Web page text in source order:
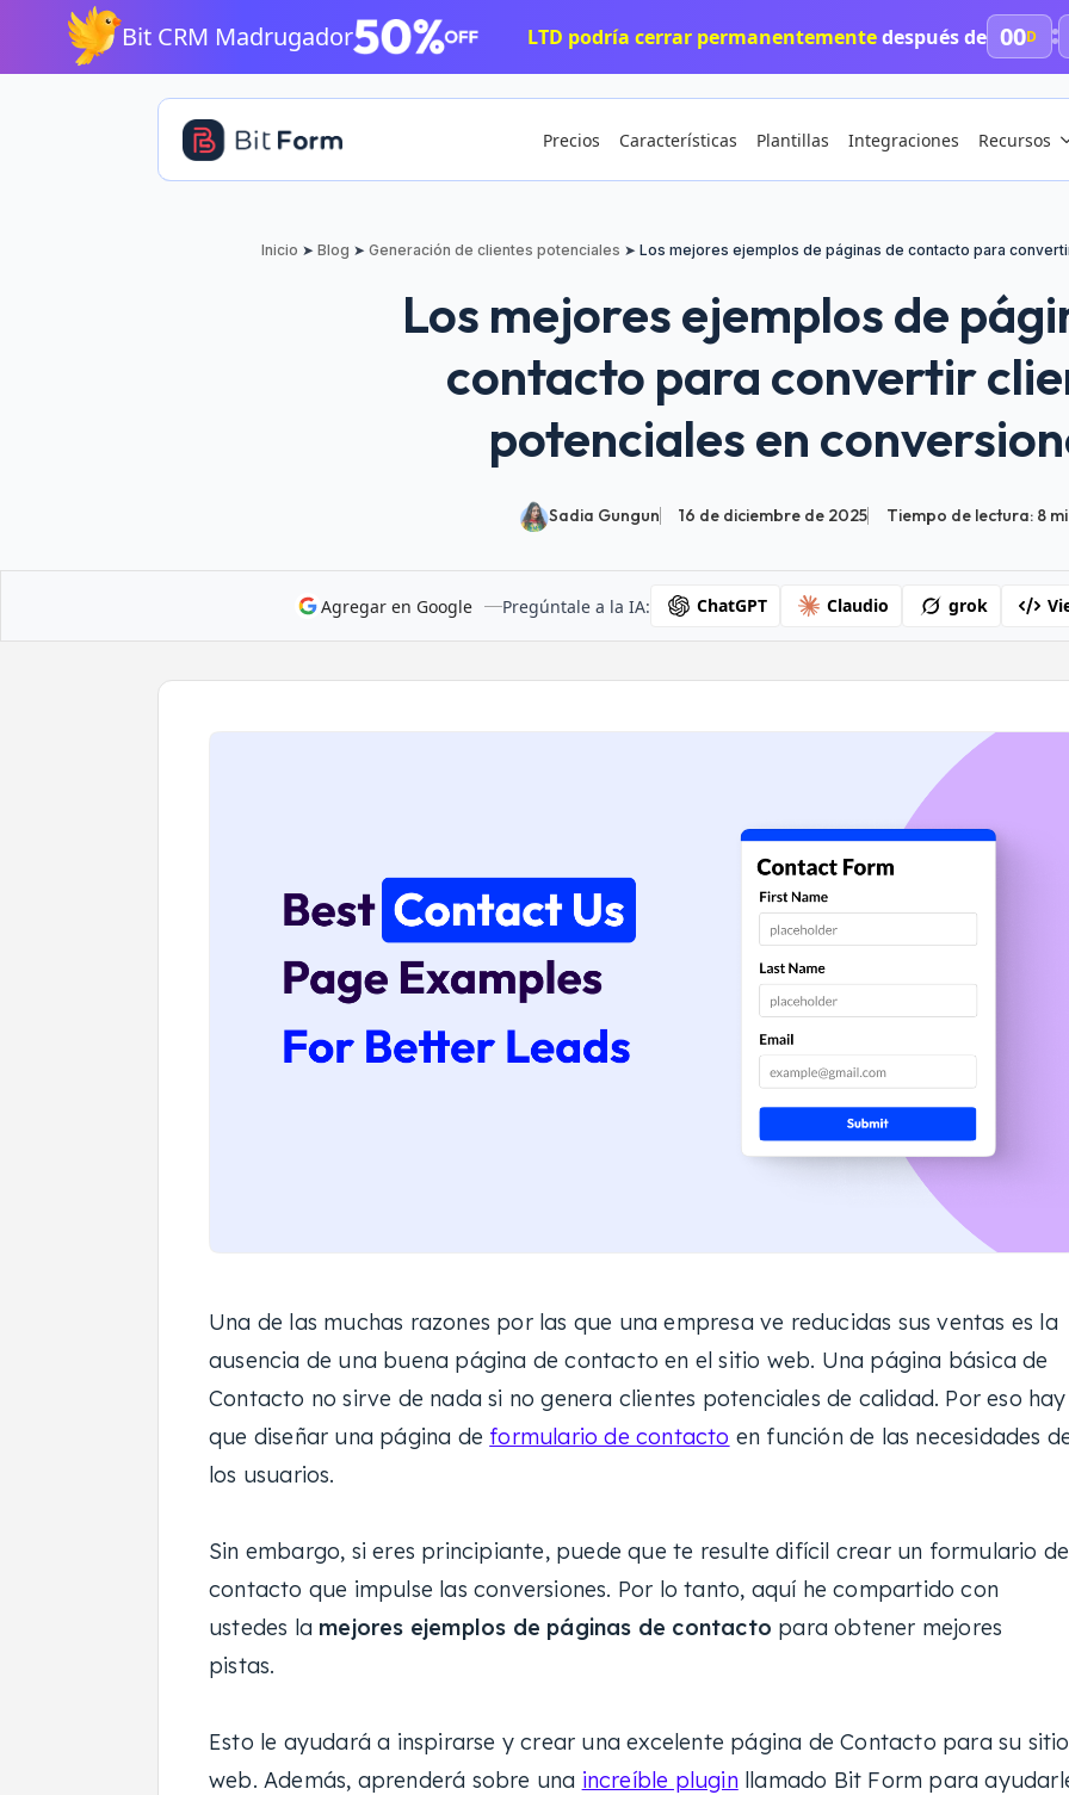
contenido
Bit CRM Madrugador LTD podría cerrar permanentementedespués de 00D
Precios Características Plantillas Integraciones Recursos
Inicio ➤ Blog ➤ Generación de clientes potenciales ➤ Los mejores ejemplos de páginas de contacto para
Los mejores ejemplos de
contacto para convertir
potenciales en
Sadia Gungun 16 de diciembre de 2025 Tiempo de lectura: 8
Agregar en Google Pregúntale a la IA: ChatGPT Claudio grok
Una de las muchas razones por las que una empresa ve reducidas sus ventas es la
ausencia de una buena página de contacto en el sitio web. Una página básica de
Contacto no sirve de nada si no genera clientes potenciales de calidad. Por eso hay
que diseñar una página de formulario de contacto en función de las necesidades
los usuarios.
Sin embargo, si eres principiante, puede que te resulte difícil crear un formulario de
contacto que impulse las conversiones. Por lo tanto, aquí he compartido con
ustedes la mejores ejemplos de páginas de contacto para obtener mejores
pistas.
Esto le ayudará a inspirarse y crear una excelente página de Contacto para su sitio
web. Además, aprenderá sobre una increíble pluginllamado Bit Form para